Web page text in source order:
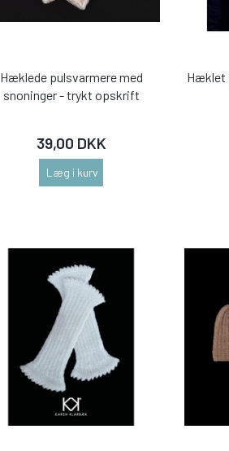
Hæklede pulsvarmere med
snoninger - trykt opskrift
39,00 DKK
Læg i kurv
Hæklet